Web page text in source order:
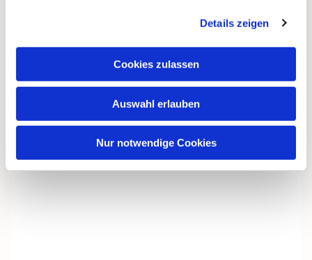
Details zeigen
Cookies zulassen
Auswahl erlauben
Nur notwendige Cookies
interessieren